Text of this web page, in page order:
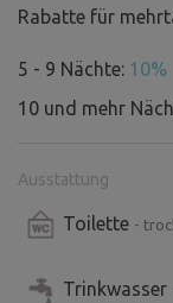
Rabatte für
5 - 9 Nächte: 10%
10 und mehr
Ausstattung
Toilette -
Trinkwasser